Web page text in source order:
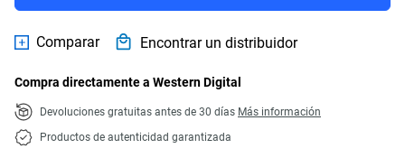
Comparar Encontrar un distribuidor
Compra directamente a Western Digital
Devoluciones gratuitas antes de 30 días Más información
Productos de autenticidad garantizada